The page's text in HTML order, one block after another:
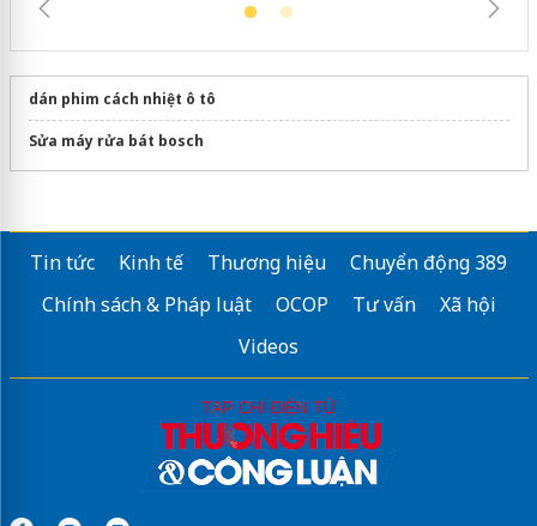
dán phim cách nhiệt ô tô
Sửa máy rửa bát bosch
Tin tức Kinh tế Thương hiệu
Chuyển động 389
Chính sách & Pháp luật
OCOP Tư vấn
Xã hội
Videos